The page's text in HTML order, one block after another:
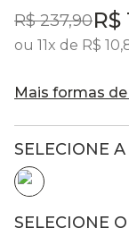
R$ 237,90R$
ou 11x de R$ 10,
Mais formas